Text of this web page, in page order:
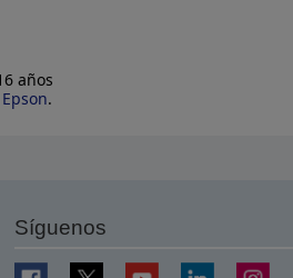
años
.
Síguenos